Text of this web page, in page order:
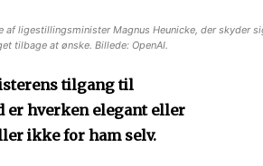
ligestillingsminister Magnus Heunicke, der skyder
tilbage at ønske. Billede: OpenAI.
tilgang til
er hverken elegant eller
ikke for ham selv.